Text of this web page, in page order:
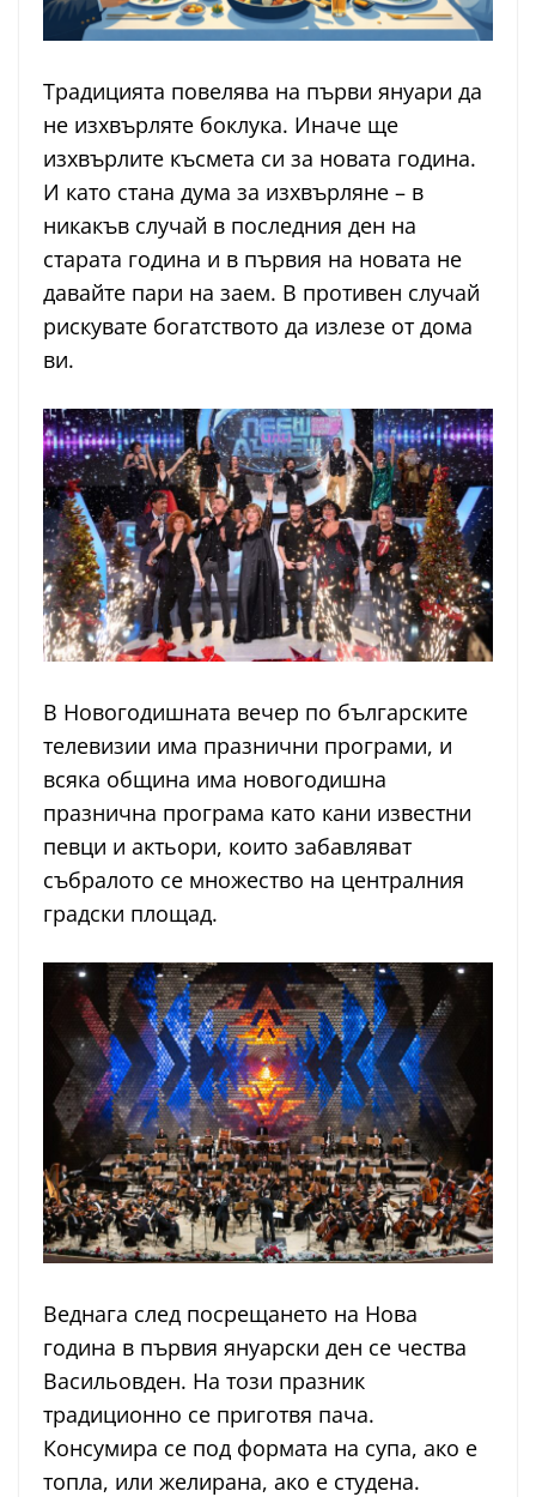
Традицията повелява на първи януари да
не изхвърляте боклука. Иначе ще
изхвърлите късмета си за новата година.
И като стана дума за изхвърляне – в
никакъв случай в последния ден на
старата година и в първия на новата не
давайте пари на заем. В противен случай
рискувате богатството да излезе от дома
ви.
В Новогодишната вечер по българските
телевизии има празнични програми, и
всяка община има новогодишна
празнична програма като кани известни
певци и актьори, които забавляват
събралото се множество на централния
градски площад.
Веднага след посрещането на Нова
година в първия януарски ден се чества
Васильовден. На този празник
традиционно се приготвя пача.
Консумира се под формата на супа, ако е
топла, или желирана, ако е студена.